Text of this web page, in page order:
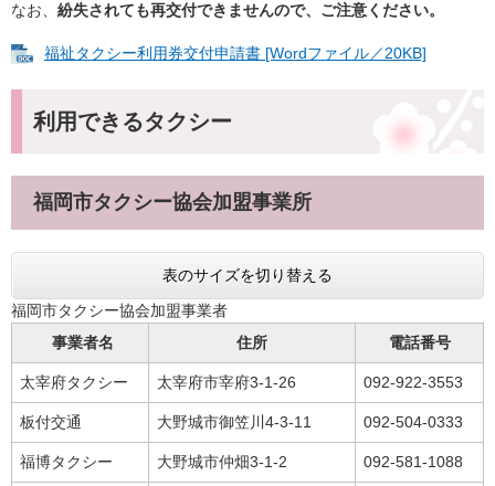
なお、 紛失されても再交付できませんので、ご注意ください。
福祉タクシー利用券交付申請書 [Wordファイル／20KB]
利用できるタクシー
福岡市タクシー協会加盟事業所
表のサイズを切り替える
福岡市タクシー協会加盟事業者
事業者名
住所 電話番号
太宰府タクシー 太宰府市宰府3-1-26 092-922-3553
板付交通 大野城市御笠川4-3-11 092-504-0333
福博タクシー 大野城市仲畑3-1-2 092-581-1088